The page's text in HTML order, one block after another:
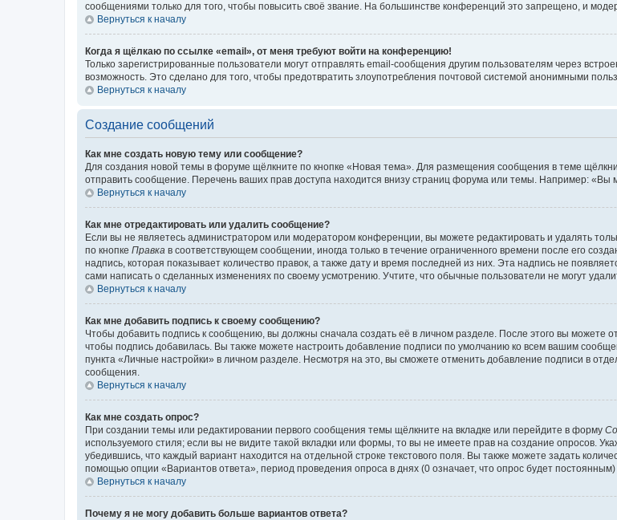
сообщениями только для того, чтобы повысить своё звание. На большинстве конференций это запрещено, и
Вернуться к началу
Когда я щёлкаю по ссылке «email», от меня требуют войти на конференцию!
Только зарегистрированные пользователи могут отправлять email-сообщения другим пользователям через
возможность. Это сделано для того, чтобы предотвратить злоупотребления почтовой системой анонимными
Вернуться к началу
Создание сообщений
Как мне создать новую тему или сообщение?
Для создания новой темы в форуме щёлкните по кнопке «Новая тема». Для размещения сообщения в теме
отправить сообщение. Перечень ваших прав доступа находится внизу страниц форума или темы. Например: «Вы
Вернуться к началу
Как мне отредактировать или удалить сообщение?
Если вы не являетесь администратором или модератором конференции, вы можете редактировать и удалять
по кнопке Правка в соответствующем сообщении, иногда только в течение ограниченного времени после его
надпись, которая показывает количество правок, а также дату и время последней из них. Эта надпись не
сами написать о сделанных изменениях по своему усмотрению. Учтите, что обычные пользователи не могут
Вернуться к началу
Как мне добавить подпись к своему сообщению?
Чтобы добавить подпись к сообщению, вы должны сначала создать её в личном разделе. После этого вы можете
чтобы подпись добавилась. Вы также можете настроить добавление подписи по умолчанию ко всем вашим
пункта «Личные настройки» в личном разделе. Несмотря на это, вы сможете отменить добавление подписи в
сообщения.
Вернуться к началу
Как мне создать опрос?
При создании темы или редактировании первого сообщения темы щёлкните на вкладке или перейдите в форму
используемого стиля; если вы не видите такой вкладки или формы, то вы не имеете прав на создание опросов.
убедившись, что каждый вариант находится на отдельной строке текстового поля. Вы также можете задать
помощью опции «Вариантов ответа», период проведения опроса в днях (0 означает, что опрос будет
Вернуться к началу
Почему я не могу добавить больше вариантов ответа?